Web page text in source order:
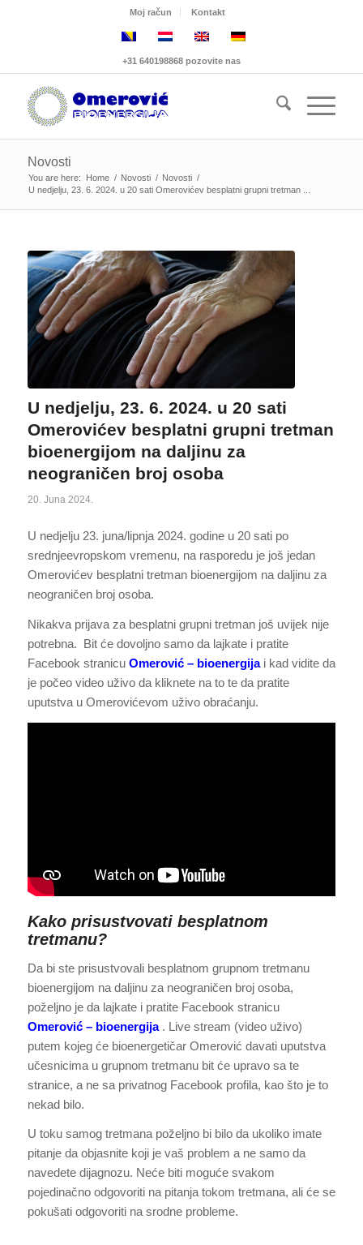
Moj račun Kontakt
+31 640198868 pozovite nas
Novosti
You are here: Home / Novosti / Novosti /
U nedjelju, 23. 6. 2024. u 20 sati Omerovićev besplatni grupni tretman ...
U nedjelju, 23. 6. 2024. u 20 sati
Omerovićev besplatni grupni tretman
bioenergijom na daljinu za
neograničen broj osoba
20. Juna 2024.
U nedjelju 23. juna/lipnja 2024. godine u 20 sati po
srednjeevropskom vremenu, na rasporedu je još jedan
Omerovićev besplatni tretman bioenergijom na daljinu za
neograničen broj osoba.
Nikakva prijava za besplatni grupni tretman još uvijek nije
potrebna. Bit će dovoljno samo da lajkate i pratite
Facebook stranicu Omerović – bioenergijai kad vidite da
je počeo video uživo da kliknete na to te da pratite
uputstva u Omerovićevom uživo obraćanju.
Kako prisustvovati besplatnom
tretmanu?
Da bi ste prisustvovali besplatnom grupnom tretmanu
bioenergijom na daljinu za neograničen broj osoba,
poželjno je da lajkate i pratite Facebook stranicu
Omerović – bioenergija. Live stream (video uživo)
putem kojeg će bioenergetičar Omerović davati uputstva
učesnicima u grupnom tretmanu bit će upravo sa te
stranice, a ne sa privatnog Facebook profila, kao što je to
nekad bilo.
U toku samog tretmana poželjno bi bilo da ukoliko imate
pitanje da objasnite koji je vaš problem a ne samo da
navedete dijagnozu. Neće biti moguće svakom
pojedinačno odgovoriti na pitanja tokom tretmana, ali će se
pokušati odgovoriti na srodne probleme.